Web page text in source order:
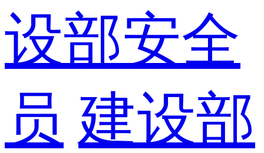
设部安全
员 建设部